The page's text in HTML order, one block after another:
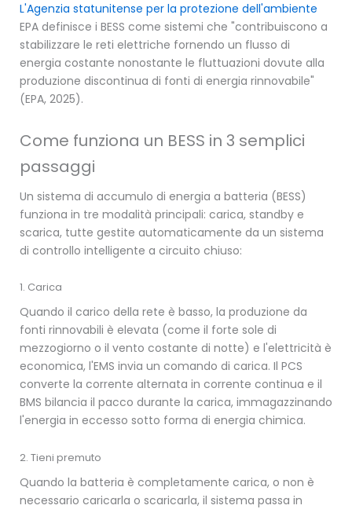
L'Agenzia statunitense per la protezione dell'ambiente
EPA definisce i BESS come sistemi che "contribuiscono a
stabilizzare le reti elettriche fornendo un flusso di
energia costante nonostante le fluttuazioni dovute alla
produzione discontinua di fonti di energia rinnovabile"
(EPA, 2025).
Come funziona un BESS in 3 semplici
passaggi
Un sistema di accumulo di energia a batteria (BESS)
funziona in tre modalità principali: carica, standby e
scarica, tutte gestite automaticamente da un sistema
di controllo intelligente a circuito chiuso:
1. Carica
Quando il carico della rete è basso, la produzione da
fonti rinnovabili è elevata (come il forte sole di
mezzogiorno o il vento costante di notte) e l'elettricità è
economica, l'EMS invia un comando di carica. Il PCS
converte la corrente alternata in corrente continua e il
BMS bilancia il pacco durante la carica, immagazzinando
l'energia in eccesso sotto forma di energia chimica.
2. Tieni premuto
Quando la batteria è completamente carica, o non è
necessario caricarla o scaricarla, il sistema passa in